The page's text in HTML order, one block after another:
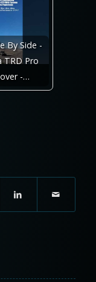
By Side -
TRD Pro
-…